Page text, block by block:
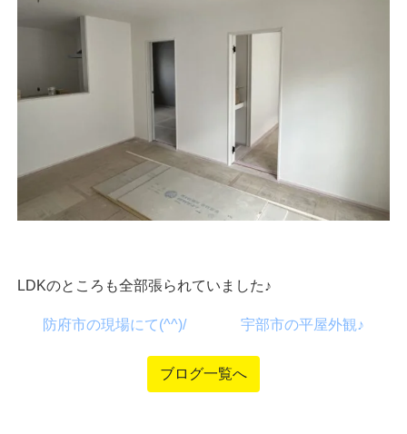
LDKのところも全部張られていました♪
防府市の現場にて(^^)/ 宇部市の平屋外観♪
ブログ一覧へ